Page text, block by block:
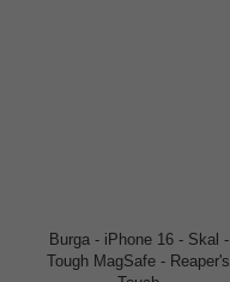
Burga - iPhone 16 - Skal -
Tough MagSafe - Reaper's